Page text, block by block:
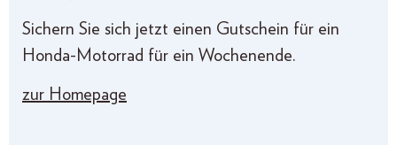
Sichern Sie sich jetzt einen Gutschein für ein
Honda-Motorrad für ein Wochenende.
zur Homepage